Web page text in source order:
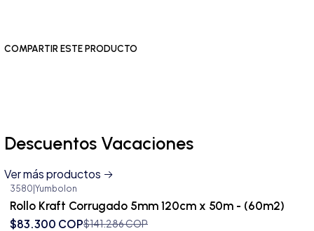
COMPARTIR ESTE PRODUCTO
Descuentos Vacaciones
Ver más productos
-41%
OFF
3580 Yumbolon
Rollo Kraft Corrugado 5mm 120cm x 50m - (60m2)
$83.300 COP$141.286 COP